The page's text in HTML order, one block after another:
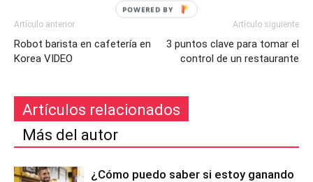
Artículo anterior
Robot barista en cafetería en
Korea VIDEO
Artículo siguiente
3 puntos clave para tomar el
control de un restaurante
Artículos relacionados
Más del autor
¿Cómo puedo saber si estoy ganando